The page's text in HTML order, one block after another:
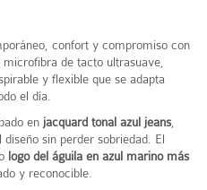
confort y compromiso con
de tacto ultrasuave,
y flexible que se adapta
el día.
en jacquard tonal azul jeans
sin perder sobriedad. El
logo del águila en azul marino más
y reconocible.